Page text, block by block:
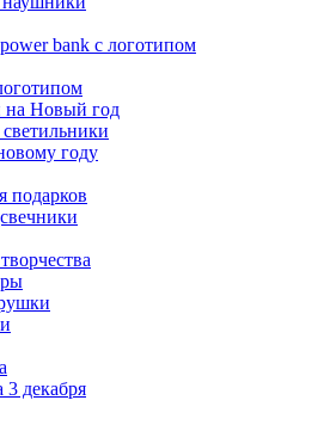
bank с логотипом
на Новый год
году
подарков
декабря